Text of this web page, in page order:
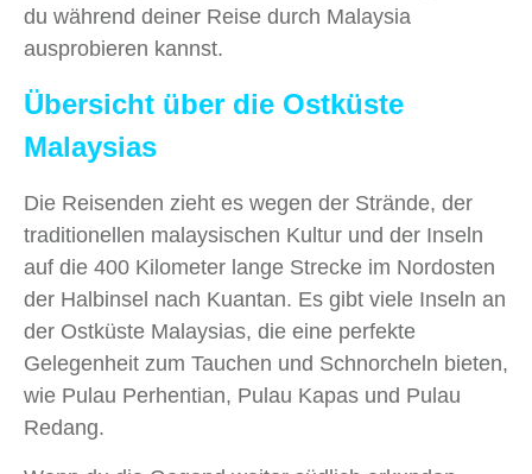
du während deiner Reise durch Malaysia
ausprobieren kannst.
Übersicht über die Ostküste
Malaysias
Die Reisenden zieht es wegen der Strände, der
traditionellen malaysischen Kultur und der Inseln
auf die 400 Kilometer lange Strecke im Nordosten
der Halbinsel nach Kuantan. Es gibt viele Inseln an
der Ostküste Malaysias, die eine perfekte
Gelegenheit zum Tauchen und Schnorcheln bieten,
wie Pulau Perhentian, Pulau Kapas und Pulau
Redang.